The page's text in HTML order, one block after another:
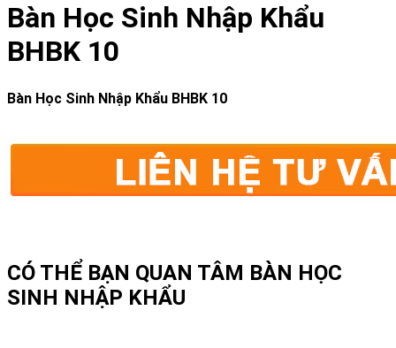
Bàn Học Sinh Nhập Khẩu
BHBK 10
Bàn Học Sinh Nhập Khẩu BHBK 10
CÓ THỂ BẠN QUAN TÂM BÀN HỌC
SINH NHẬP KHẨU